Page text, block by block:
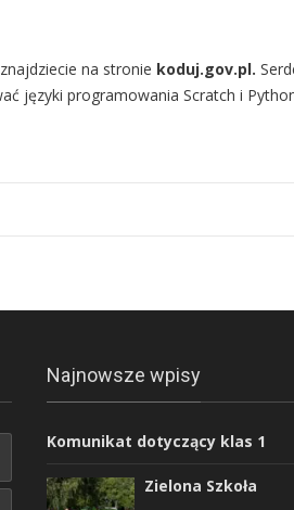
na stronie koduj.gov.pl.
języki programowania Scratch i
Najnowsze wpisy
Komunikat dotyczący klas 1
Zielona Szkoła